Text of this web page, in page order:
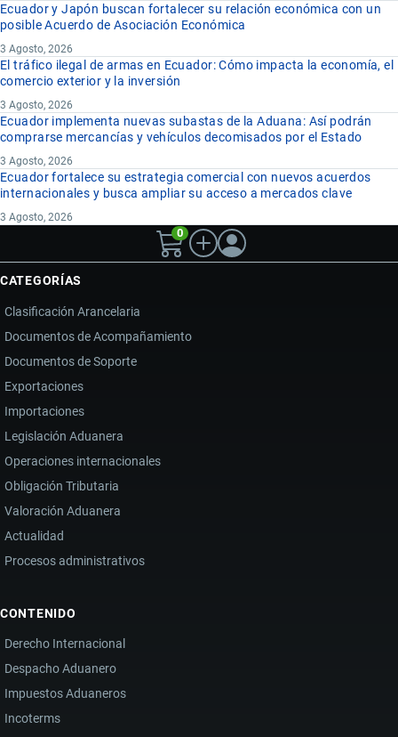
Ecuador y Japón buscan fortalecer su relación económica con un
posible Acuerdo de Asociación Económica
3 Agosto, 2026
El tráfico ilegal de armas en Ecuador: Cómo impacta la economía, el
comercio exterior y la inversión
3 Agosto, 2026
Ecuador implementa nuevas subastas de la Aduana: Así podrán
comprarse mercancías y vehículos decomisados por el Estado
3 Agosto, 2026
Ecuador fortalece su estrategia comercial con nuevos acuerdos
internacionales y busca ampliar su acceso a mercados clave
3 Agosto, 2026
0
CATEGORÍAS
Clasificación Arancelaria
Documentos de Acompañamiento
Documentos de Soporte
Exportaciones
Importaciones
Legislación Aduanera
Operaciones internacionales
Obligación Tributaria
Valoración Aduanera
Actualidad
Procesos administrativos
CONTENIDO
Derecho Internacional
Despacho Aduanero
Impuestos Aduaneros
Incoterms